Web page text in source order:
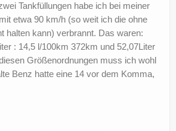
Tankfüllungen habe ich bei meiner
etwa 90 km/h (so weit ich die ohne
halten kann) verbrannt. Das waren:
: 14,5 l/100km 372km und 52,07Liter
Größenordnungen muss ich wohl
Benz hatte eine 14 vor dem Komma,